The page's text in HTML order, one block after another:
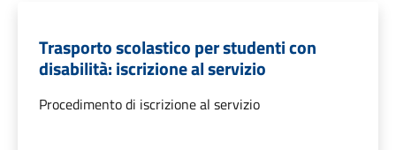
Trasporto scolastico per studenti con
disabilità: iscrizione al servizio
Procedimento di iscrizione al servizio